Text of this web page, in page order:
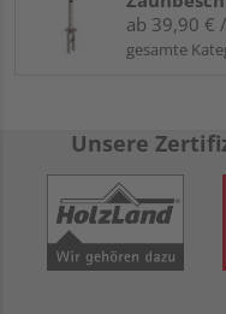
ab 39,90 €
gesamte
Unsere